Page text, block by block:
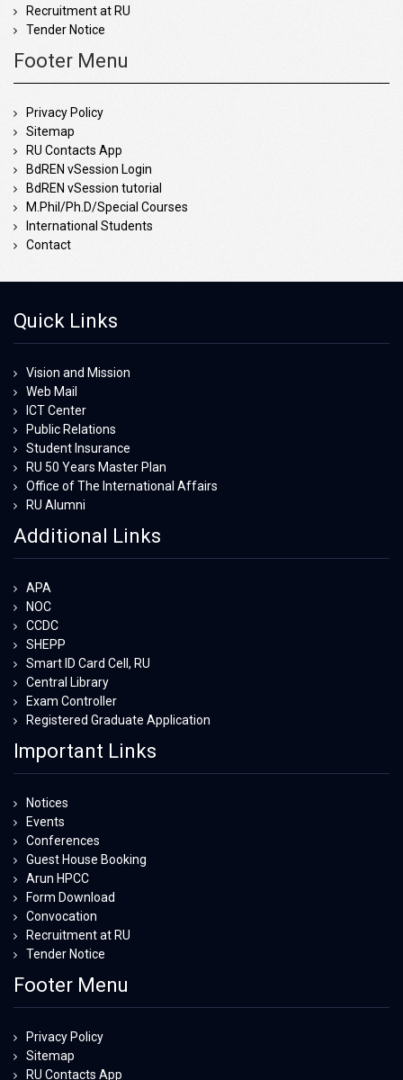
Recruitment at RU
Tender Notice
Footer Menu
Privacy Policy
Sitemap
RU Contacts App
BdREN vSession Login
BdREN vSession tutorial
M.Phil/Ph.D/Special Courses
International Students
Contact
Quick Links
Vision and Mission
Web Mail
ICT Center
Public Relations
Student Insurance
RU 50 Years Master Plan
Office of The International Affairs
RU Alumni
Additional Links
APA
NOC
CCDC
SHEPP
Smart ID Card Cell, RU
Central Library
Exam Controller
Registered Graduate Application
Important Links
Notices
Events
Conferences
Guest House Booking
Arun HPCC
Form Download
Convocation
Recruitment at RU
Tender Notice
Footer Menu
Privacy Policy
Sitemap
RU Contacts App